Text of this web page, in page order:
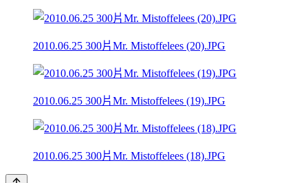
2010.06.25 300片Mr. Mistoffelees (20).JPG
2010.06.25 300片Mr. Mistoffelees (19).JPG
2010.06.25 300片Mr. Mistoffelees (18).JPG